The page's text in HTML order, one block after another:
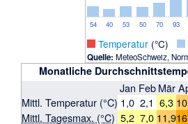
54 40 53 50 70 93
_ Temperatur(°C) _
Quelle: MeteoSchweiz,
Monatliche
Jan FebMär
Mittl. Temperatur (°C) 1,0 2,1 6,3
Mittl. Tagesmax. (°C) 5,2 7,0 11,9